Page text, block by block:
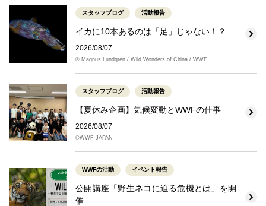
スタッフブログ 活動報告
イカに10本あるのは「足」じゃない！？
2026/08/07
© Magnus Lundgren / Wild Wonders of China / WWF
スタッフブログ 活動報告
【夏休み企画】気候変動とWWFの仕事
2026/08/07
©WWF-JAPAN
WWFの活動 イベント報告
公開講座「野生ネコに迫る危機とは」を開
催